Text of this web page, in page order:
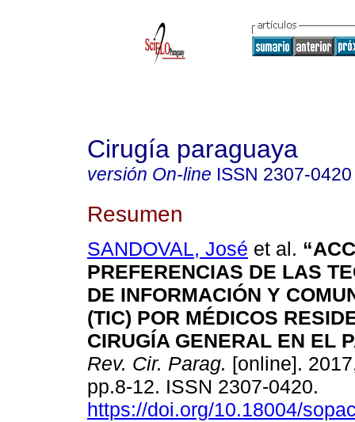
Cirugía paraguaya
versión On-line ISSN 2307-0420
Resumen
SANDOVAL, José et al.
PREFERENCIAS DE LAS
DE INFORMACIÓN Y
(TIC) POR MÉDICOS
CIRUGÍA GENERAL EN EL
Rev. Cir. Parag. [online].
pp.8-12. ISSN 2307-0420.
https://doi.org/10.18004/